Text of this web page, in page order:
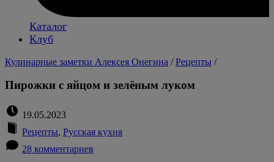
Каталог
Клуб
Кулинарные заметки Алексея Онегина /Рецепты /
Пирожки с яйцом и зелёным луком
19.05.2023
Рецепты, Русская кухня
28 комментариев